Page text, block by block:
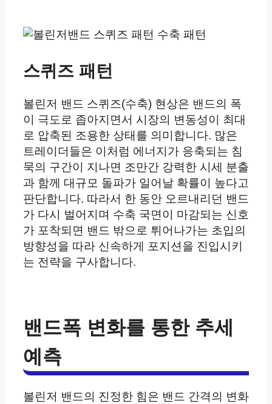
스퀴즈 패턴
볼린저 밴드 스퀴즈(수축) 현상은 밴드의 폭
이 극도로 좁아지면서 시장의 변동성이 최대
로 압축된 조용한 상태를 의미합니다. 많은
트레이더들은 이처럼 에너지가 응축되는 침
묵의 구간이 지나면 조만간 강력한 시세 분출
과 함께 대규모 돌파가 일어날 확률이 높다고
판단합니다. 따라서 한 동안 오르내리던 밴드
가 다시 벌어지며 수축 국면이 마감되는 신호
가 포착되면 밴드 밖으로 튀어나가는 초입의
방향성을 따라 신속하게 포지션을 진입시키
는 전략을 구사합니다.
밴드폭 변화를 통한 추세
예측
볼린저 밴드의 진정한 힘은 밴드 간격의 변화